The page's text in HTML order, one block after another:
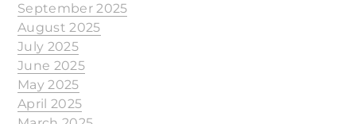
September 2025
August 2025
July 2025
June 2025
May 2025
April 2025